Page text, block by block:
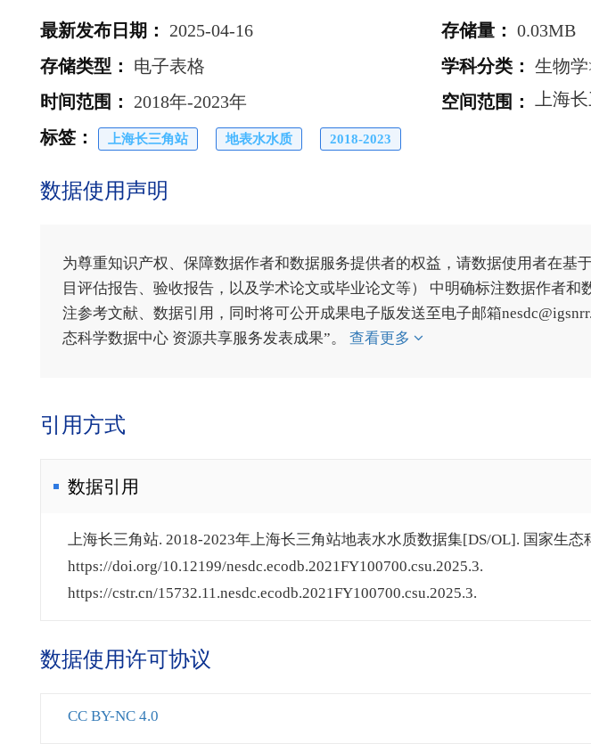
最新发布日期 ： 2025-04-16 存储量 ： 0.03MB
存储类型 ： 电子表格 学科分类 ： 生物
时间范围 ： 2018年-2023年 空间范围 ：
标签 ： 上海长三角站 地表水水质 2018-2023
数据使用声明
为尊重知识产权、保障数据作者和数据服务提供者的权益，请数据使用者在基
目评估报告、验收报告，以及学术论文或毕业论文等） 中明确标注数据作者
注参考文献、数据引用，同时将可公开成果电子版发送至电子邮箱
态科学数据中心 资源共享服务发表成果”。 查看更多
引用方式
数据引用
上海长三角站. 2018-2023年上海长三角站地表水水质数据集[DS/OL]. 国家生态
https://doi.org/10.12199/nesdc.ecodb.2021FY100700.csu.2025.3.
https://cstr.cn/15732.11.nesdc.ecodb.2021FY100700.csu.2025.3.
数据使用许可协议
CC BY-NC 4.0